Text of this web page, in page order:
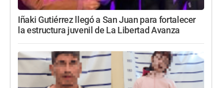
Iñaki Gutiérrez llegó a San Juan para fortalecer
la estructura juvenil de La Libertad Avanza